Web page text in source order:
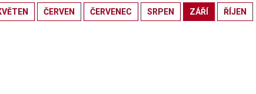
ČERVEN ČERVENEC SRPEN ZÁŘÍ ŘÍJEN